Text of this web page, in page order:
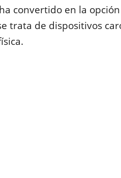
convertido en la
trata de dispositivos